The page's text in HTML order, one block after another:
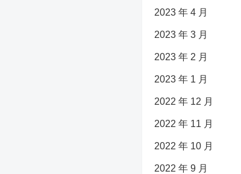
2023 年 4 月
2023 年 3 月
2023 年 2 月
2023 年 1 月
2022 年 12 月
2022 年 11 月
2022 年 10 月
2022 年 9 月